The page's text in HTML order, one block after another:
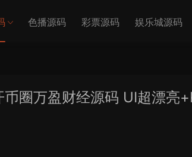
色播源码 彩票源码 娱乐城源码
圈万盈财经源码 UI超漂亮